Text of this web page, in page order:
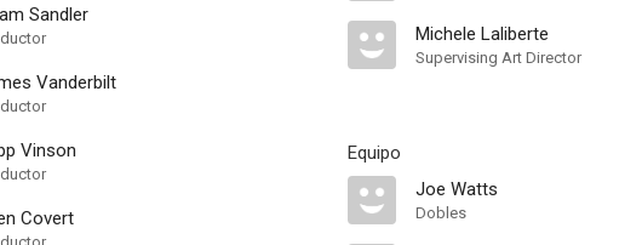
Sandler
Vanderbilt
Vinson
Covert
Michele Laliberte
Supervising Art Director
Equipo
Joe Watts
Dobles